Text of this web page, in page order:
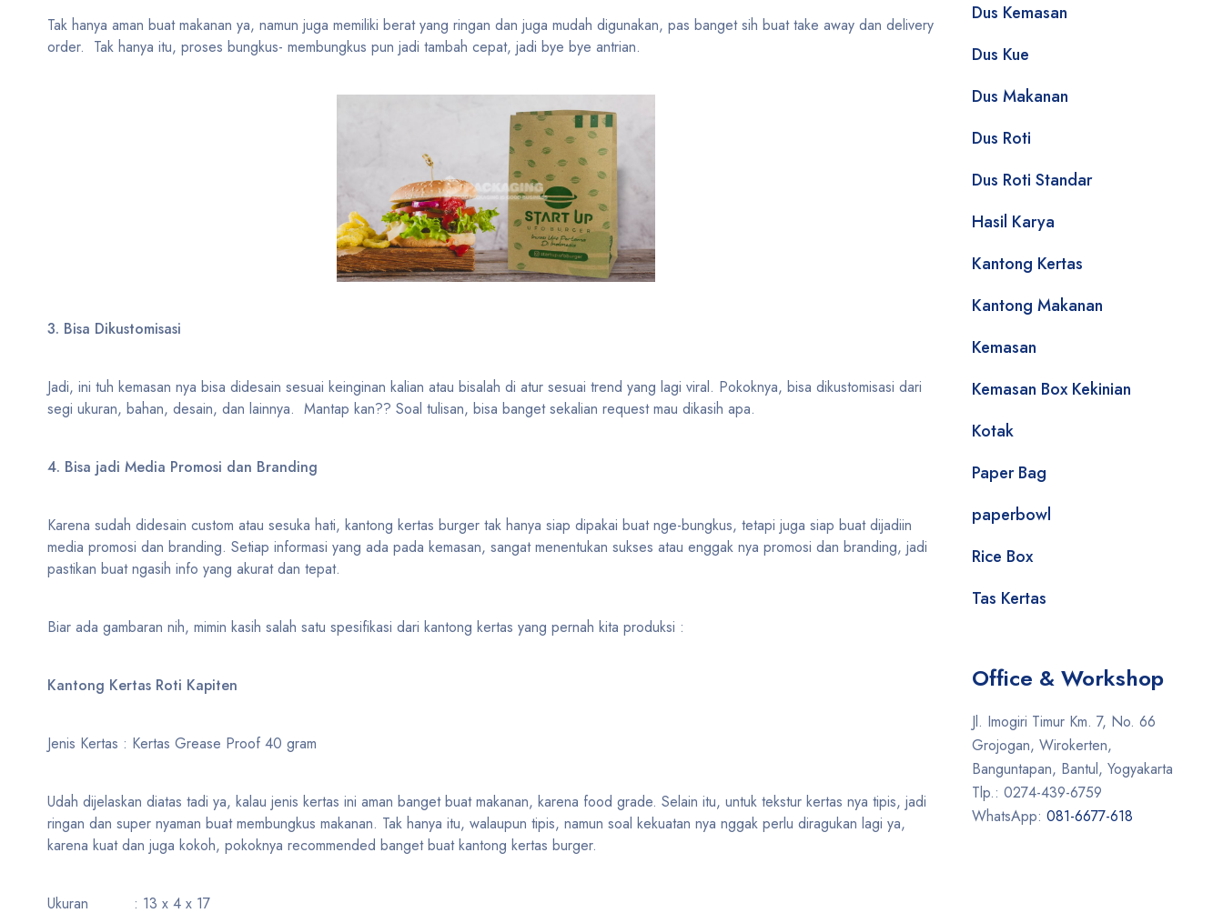
Tak hanya aman buat makanan ya, namun juga memiliki berat yang ringan dan juga mudah digunakan, pas banget sih buat take away dan delivery
order. Tak hanya itu, proses bungkus- membungkus pun jadi tambah cepat, jadi bye bye antrian.
3. Bisa Dikustomisasi
Jadi, ini tuh kemasan nya bisa didesain sesuai keinginan kalian atau bisalah di atur sesuai trend yang lagi viral. Pokoknya, bisa dikustomisasi dari
segi ukuran, bahan, desain, dan lainnya. Mantap kan?? Soal tulisan, bisa banget sekalian request mau dikasih apa.
4. Bisa jadi Media Promosi dan Branding
Karena sudah didesain custom atau sesuka hati, kantong kertas burger tak hanya siap dipakai buat nge-bungkus, tetapi juga siap buat dijadiin
media promosi dan branding. Setiap informasi yang ada pada kemasan, sangat menentukan sukses atau enggak nya promosi dan branding, jadi
pastikan buat ngasih info yang akurat dan tepat.
Biar ada gambaran nih, mimin kasih salah satu spesifikasi dari kantong kertas yang pernah kita produksi :
Kantong Kertas Roti Kapiten
Jenis Kertas : Kertas Grease Proof 40 gram
Udah dijelaskan diatas tadi ya, kalau jenis kertas ini aman banget buat makanan, karena food grade. Selain itu, untuk tekstur kertas nya tipis, jadi
ringan dan super nyaman buat membungkus makanan. Tak hanya itu, walaupun tipis, namun soal kekuatan nya nggak perlu diragukan lagi ya,
karena kuat dan juga kokoh, pokoknya recommended banget buat kantong kertas burger.
Ukuran : 13 x 4 x 17
Dus Kemasan
Dus Kue
Dus Makanan
Dus Roti
Dus Roti Standar
Hasil Karya
Kantong Kertas
Kantong Makanan
Kemasan
Kemasan Box Kekinian
Kotak
Paper Bag
paperbowl
Rice Box
Tas Kertas
Office & Workshop
Jl. Imogiri Timur Km. 7, No. 66
Grojogan, Wirokerten,
Banguntapan, Bantul, Yogyakarta
Tlp.: 0274-439-6759
WhatsApp: 081-6677-618